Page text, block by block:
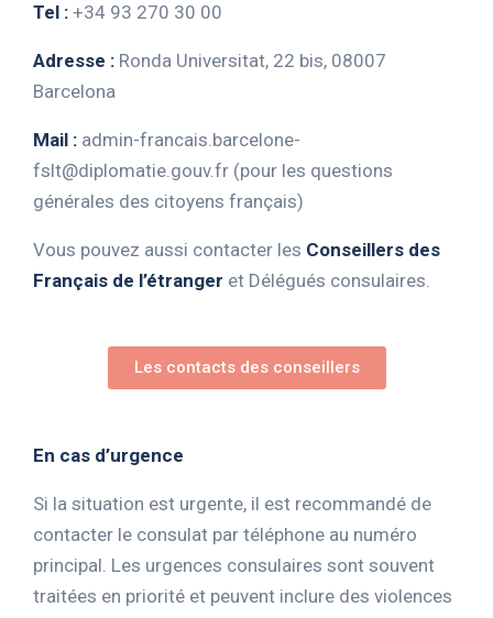
Tel : +34 93 270 30 00
Adresse : Ronda Universitat, 22 bis, 08007
Barcelona
Mail : admin-francais.barcelone-
fslt@diplomatie.gouv.fr (pour les questions
générales des citoyens français)
Vous pouvez aussi contacter les Conseillers des
Français de l’étranger et Délégués consulaires.
Les contacts des conseillers
En cas d’urgence
Si la situation est urgente, il est recommandé de
contacter le consulat par téléphone au numéro
principal. Les urgences consulaires sont souvent
traitées en priorité et peuvent inclure des violences